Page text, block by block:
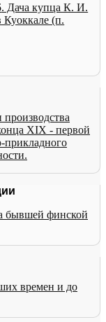
. Дача купца К. И.
Куоккале (п.
XIX - первой
прикладного
бывшей финской
времен и до